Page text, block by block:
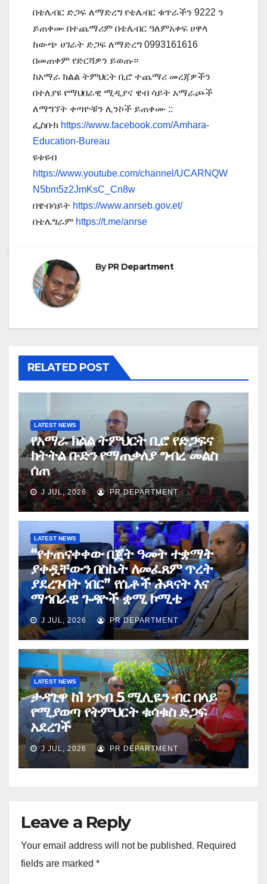
በቴሌብር ድጋፍ ለማድረግ የቴሌብር ቁጥራችን 9222 ን
ይጠቀሙ በተጨማሪም በቴሌብር ዓለምአቀፍ ሀዋላ
ከውጭ ሀገራት ድጋፍ ለማድረግ 0993161616
በመጠቀም የድርሻዎን ይወጡ።
ከአማራ ክልል ትምህርት ቢሮ ተጨማሪ መረጃዎችን
በተለያዩ የማህበራዊ ሚዲያና ዌብ ሳይት አማራጮች
ለማግኘት ቀጣዮቹን ሊንኮች ይጠቀሙ ::
ፌስቡክ https://www.facebook.com/Amhara-
Education-Bureau
ዩቱዩብ
https://www.youtube.com/channel/UCARNQW
N5bm5z2JmKsC_Cn8w
በዌብሳይት https://www.anrseb.gov.et/
በቴሌግራም https://t.me/anrse
ByPR Department
RELATED POST
LATEST NEWS
የአማራ ክልል ትምህርት ቢሮ የድጋፍና
ክትትል ቡድን የማጠቃለያ ግብረ መልስ
ሰጠ
J JUL, 2026 PR DEPARTMENT
LATEST NEWS
“የተጠናቀቀው በጀት ዓመት ተቋማት
ያቀዷቸውን በስኬት ለመፈጸም ጥረት
ያደረጉበት ነበር” የሴቶች ሕጻናት እና
ማኅበራዊ ጉዳዮች ቋሚ ኮሚቴ
J JUL, 2026 PR DEPARTMENT
LATEST NEWS
ታዳጊዋ ከ1 ነጥብ 5 ሚሊዬን ብር በላይ
የሚያወጣ የትምህርት ቁሳቁስ ድጋፍ
አደረገች
J JUL, 2026 PR DEPARTMENT
Leave a Reply
Your email address will not be published. Required
fields are marked *